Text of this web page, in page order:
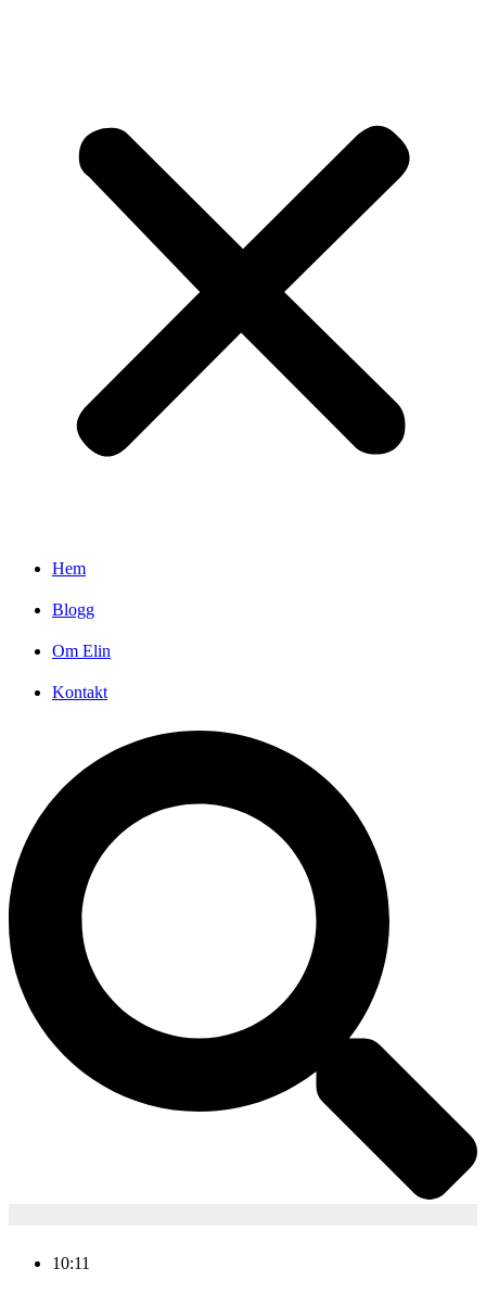
Hem
Blogg
Om Elin
Kontakt
10:11